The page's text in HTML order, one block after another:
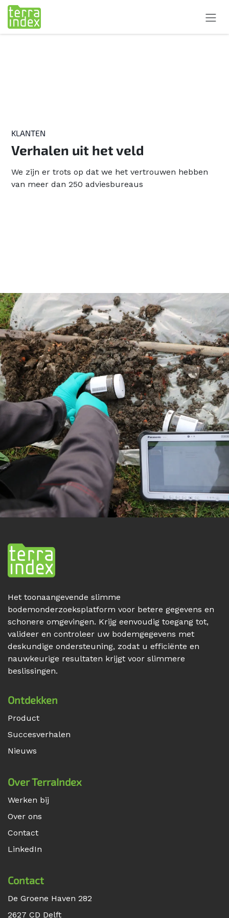
Overslaan naar inhoud
KLANTEN
Verhalen uit het veld
We zijn er trots op dat we het vertrouwen hebben
van meer dan 250 adviesbureaus
Het toonaangevende slimme
bodemonderzoeksplatform voor betere gegevens en
schonere omgevingen. Krijg eenvoudig toegang tot,
valideer en controleer uw bodemgegevens met
deskundige ondersteuning, zodat u efficiënte en
nauwkeurige resultaten krijgt voor slimmere
beslissingen.
Ontdekken
Product
Succesverhalen
Nieuws
Over TerraIndex
Werken bij
Over ons
Contact
LinkedIn
Contact
De Groene Haven 282
2627 CD Delft